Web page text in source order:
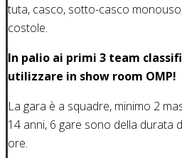
tuta, casco, sotto-casco
costole.
In palio ai primi 3 team
utilizzare in show room OMP!
La gara è a squadre, minimo 2
14 anni, 6 gare sono della durata
ore.